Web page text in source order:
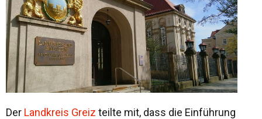
Der Landkreis Greiz teilte mit, dass die Einführung